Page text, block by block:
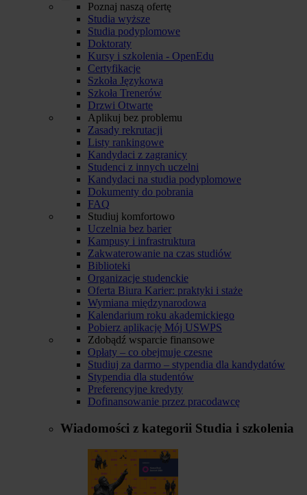
Poznaj naszą ofertę
Studia wyższe
Studia podyplomowe
Doktoraty
Kursy i szkolenia - OpenEdu
Certyfikacje
Szkoła Językowa
Szkoła Trenerów
Drzwi Otwarte
Aplikuj bez problemu
Zasady rekrutacji
Listy rankingowe
Kandydaci z zagranicy
Studenci z innych uczelni
Kandydaci na studia podyplomowe
Dokumenty do pobrania
FAQ
Studiuj komfortowo
Uczelnia bez barier
Kampusy i infrastruktura
Zakwaterowanie na czas studiów
Biblioteki
Organizacje studenckie
Oferta Biura Karier: praktyki i staże
Wymiana międzynarodowa
Kalendarium roku akademickiego
Pobierz aplikację Mój USWPS
Zdobądź wsparcie finansowe
Opłaty – co obejmuje czesne
Studiuj za darmo – stypendia dla kandydatów
Stypendia dla studentów
Preferencyjne kredyty
Dofinansowanie przez pracodawcę
Wiadomości z kategorii Studia i szkolenia